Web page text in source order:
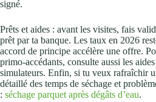
signé.
Prêts et aides : avant les visites, fais
prêt par ta banque. Les taux en 2026
accord de principe accélère une offre.
primo‑accédants, consulte aussi les
simulateurs. Enfin, si tu veux rafraîchir
détaillé des temps de séchage et
: séchage parquet après dégâts d’eau.